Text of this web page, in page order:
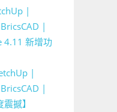
|
|
4.11 新增功
|
|
震撼】